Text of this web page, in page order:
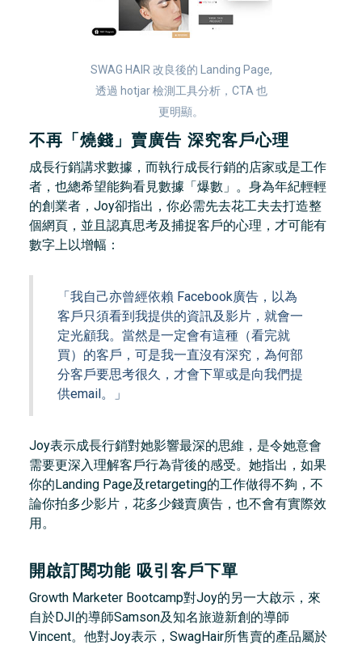
SWAG HAIR 改良後的 Landing Page,
透過 hotjar 檢測工具分析，CTA 也
更明顯。
不再「燒錢」賣廣告 深究客戶心理
成長行銷講求數據，而執行成長行銷的店家或是工作
者，也總希望能夠看見數據「爆數」。身為年紀輕輕
的創業者，Joy卻指出，你必需先去花工夫去打造整
個網頁，並且認真思考及捕捉客戶的心理，才可能有
數字上以增幅：
「我自己亦曾經依賴 Facebook廣告，以為
客戶只須看到我提供的資訊及影片，就會一
定光顧我。當然是一定會有這種（看完就
買）的客戶，可是我一直沒有深究，為何部
分客戶要思考很久，才會下單或是向我們提
供email。」
Joy表示成長行銷對她影響最深的思維，是令她意會
需要更深入理解客戶行為背後的感受。她指出，如果
你的Landing Page及retargeting的工作做得不夠，不
論你拍多少影片，花多少錢賣廣告，也不會有實際效
用。
開啟訂閱功能 吸引客戶下單
Growth Marketer Bootcamp對Joy的另一大啟示，來
自於DJI的導師Samson及知名旅遊新創的導師
Vincent。他對Joy表示，SwagHair所售賣的產品屬於